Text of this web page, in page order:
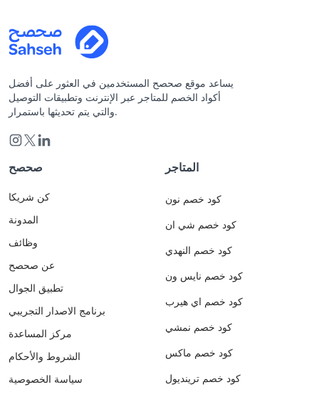
يساعد موقع صحصح المستخدمين في العثور على أفضل
أكواد الخصم للمتاجر عبر الإنترنت وتطبيقات التوصيل
والتي يتم تحديثها باستمرار.
صحصح
كن شريكا
المدونة
وظائف
عن صحصح
تطبيق الجوال
برنامج الاصدار التجريبي
مركز المساعدة
الشروط والأحكام
سياسة الخصوصية
المتاجر
كود خصم نون
كود خصم شي ان
كود خصم النهدي
كود خصم نايس ون
كود خصم اي هيرب
كود خصم نمشي
كود خصم ماكس
كود خصم ترينديول